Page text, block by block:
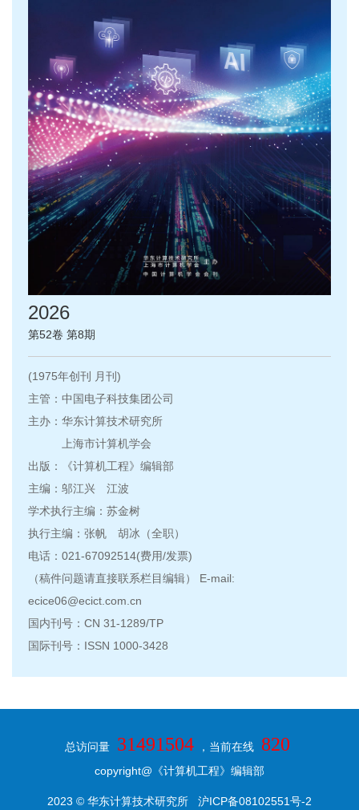
2026
第52卷 第8期
(1975年创刊 月刊)
主管：中国电子科技集团公司
主办：华东计算技术研究所
上海市计算机学会
出版：《计算机工程》编辑部
主编：邬江兴 江波
学术执行主编：苏金树
执行主编：张帆 胡冰（全职）
电话：021-67092514(费用/发票)
（稿件问题请直接联系栏目编辑） E-mail:
ecice06@ecict.com.cn
国内刊号：CN 31-1289/TP
国际刊号：ISSN 1000-3428
总访问量 31491504 ，当前在线 820
copyright@《计算机工程》编辑部
2023 © 华东计算技术研究所 沪ICP备08102551号-2